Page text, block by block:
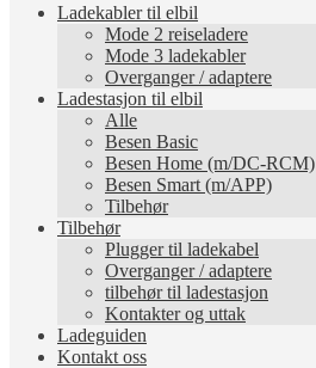
Ladekabler til elbil
Mode 2 reiseladere
Mode 3 ladekabler
Overganger / adaptere
Ladestasjon til elbil
Alle
Besen Basic
Besen Home (m/DC-RCM)
Besen Smart (m/APP)
Tilbehør
Tilbehør
Plugger til ladekabel
Overganger / adaptere
tilbehør til ladestasjon
Kontakter og uttak
Ladeguiden
Kontakt oss